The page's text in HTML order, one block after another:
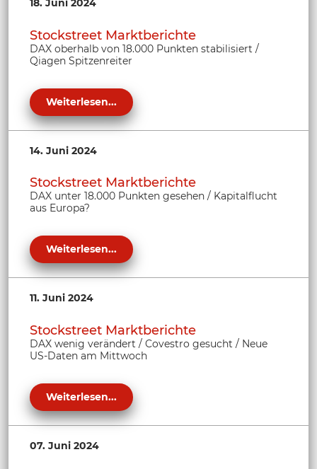
18. Juni 2024
Stockstreet Marktberichte
DAX oberhalb von 18.000 Punkten stabilisiert /
Qiagen Spitzenreiter
Weiterlesen...
14. Juni 2024
Stockstreet Marktberichte
DAX unter 18.000 Punkten gesehen / Kapitalflucht
aus Europa?
Weiterlesen...
11. Juni 2024
Stockstreet Marktberichte
DAX wenig verändert / Covestro gesucht / Neue
US-Daten am Mittwoch
Weiterlesen...
07. Juni 2024